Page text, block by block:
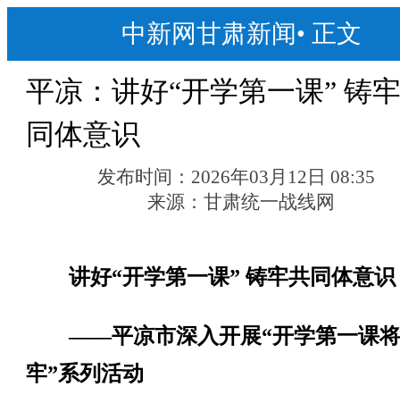
中新网甘肃新闻• 正文
平凉：讲好“开学第一课” 铸
同体意识
发布时间： 2026年03月12日 08:35
来源： 甘肃统一战线网
讲好“开学第一课” 铸牢共同体意识
——平凉市深入开展“开学第一课
牢”系列活动